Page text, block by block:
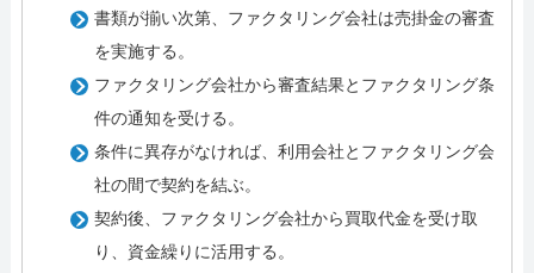
書類が揃い次第、ファクタリング会社は売掛金の審査
を実施する。
ファクタリング会社から審査結果とファクタリング条
件の通知を受ける。
条件に異存がなければ、利用会社とファクタリング会
社の間で契約を結ぶ。
契約後、ファクタリング会社から買取代金を受け取
り、資金繰りに活用する。